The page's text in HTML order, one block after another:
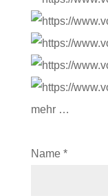
mehr …
Name *